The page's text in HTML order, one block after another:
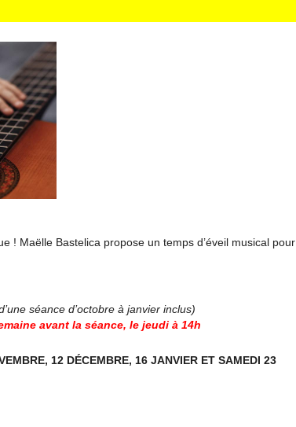
! Maëlle Bastelica propose un temps d’éveil musical pour
séance d’octobre à janvier inclus)
avant la séance, le jeudi à 14h
12 DÉCEMBRE, 16 JANVIER ET SAMEDI 23